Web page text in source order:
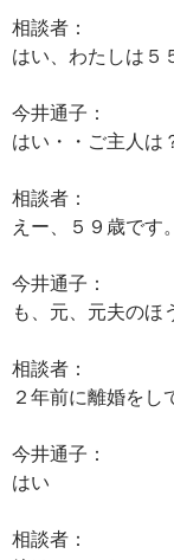
相談者：
はい、わたしは５
今井通子：
はい・・ご主人は
相談者：
えー、５９歳です。
今井通子：
も、元、元夫のほ
相談者：
２年前に離婚をし
今井通子：
はい
相談者：